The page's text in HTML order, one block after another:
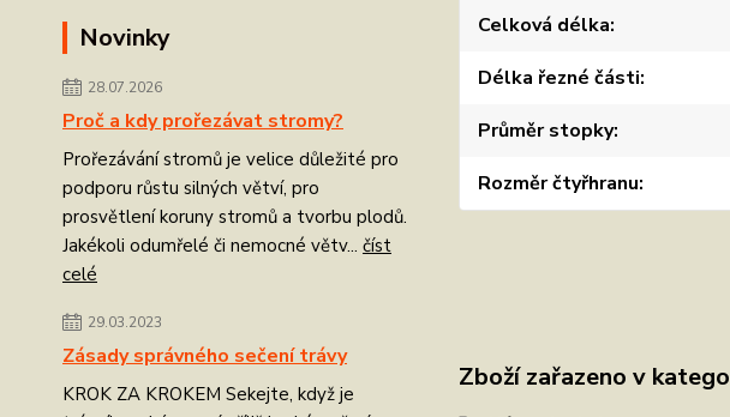
Novinky
28.07.2026
Proč a kdy prořezávat stromy?
Prořezávání stromů je velice důležité pro
podporu růstu silných větví, pro
prosvětlení koruny stromů a tvorbu plodů.
Jakékoli odumřelé či nemocné větv... číst
celé
29.03.2023
Zásady správného sečení trávy
KROK ZA KROKEM Sekejte, když je
Celková délka
Délka řezné části
Průměr stopky
Rozměr čtyřhranu
Zboží zařazeno v